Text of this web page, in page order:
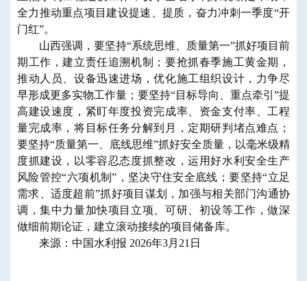
全力推动重点项目建设提速、提质，奋力冲刺一季度“开
门红”。
山西强调，要坚持“系统思维、质量第一”抓好项目前
期工作，建立责任追溯机制；要抢抓春季施工黄金期，
推动人员、设备迅速进场，优化施工组织设计，力争尽
早形成更多实物工作量；要坚持“目标导向、重点牵引”提
高建设速度，紧盯年度投资完成率、资金支付率、工程
量完成率，将目标任务分解到月，定期研判堵点难点；
要坚持“质量第一、底线思维”抓好安全质量，以毫米级精
度抓建设，以零容忍态度抓整改，运用好水利安全生产
风险管控“六项机制”，坚决守住安全底线；要坚持“立足
需求、适度超前”抓好项目谋划，加强与相关部门沟通协
调，集中力量加快项目立项、可研、初设等工作，做深
做细前期论证，建立滚动接续的项目储备库。
来源：中国水利报 2026年3月21日